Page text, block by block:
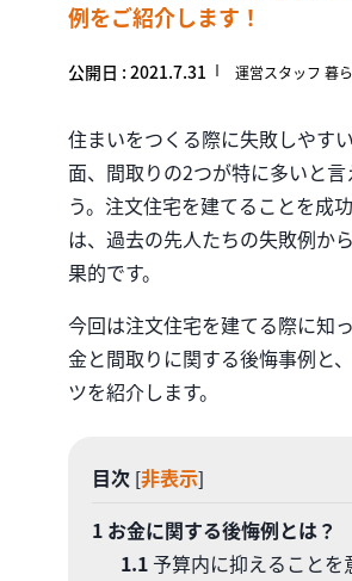
例をご紹介します！
公開日 : 2021.7.31 運営スタッフ 暮
住まいをつくる際に失敗しやす
面、間取りの2つが特に多いと言
う。注文住宅を建てることを成
は、過去の先人たちの失敗例か
果的です。
今回は注文住宅を建てる際に知
金と間取りに関する後悔事例と
ツを紹介します。
目次 [非表示]
1お金に関する後悔例とは？
1.1予算内に抑えることを